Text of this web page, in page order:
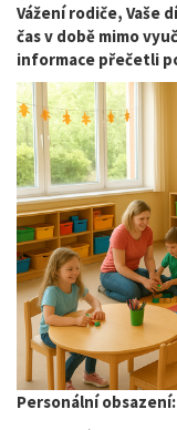
Vážení rodiče, Vaše
čas v době mimo
informace přečetli
Personální obsazení: